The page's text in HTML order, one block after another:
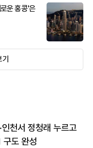
운 홍콩'은
인천서 정청래 누르고
도 완성